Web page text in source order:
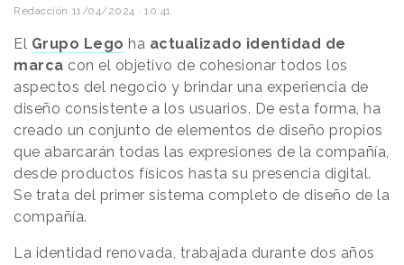
Redacción 11/04/2024 · 10:41
El Grupo Lego ha actualizado identidad de
marca con el objetivo de cohesionar todos los
aspectos del negocio y brindar una experiencia de
diseño consistente a los usuarios. De esta forma, ha
creado un conjunto de elementos de diseño propios
que abarcarán todas las expresiones de la compañía,
desde productos físicos hasta su presencia digital.
Se trata del primer sistema completo de diseño de la
compañía.
La identidad renovada, trabajada durante dos años